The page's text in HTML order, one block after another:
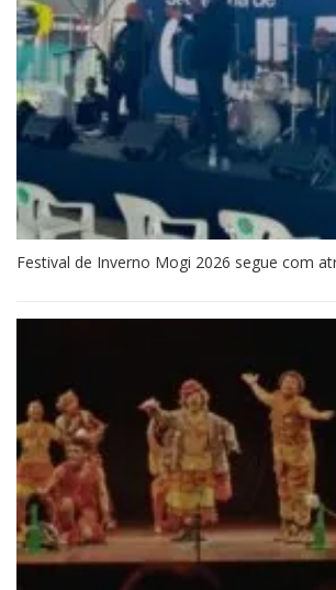
Festival de Inverno Mogi 2026 segue com